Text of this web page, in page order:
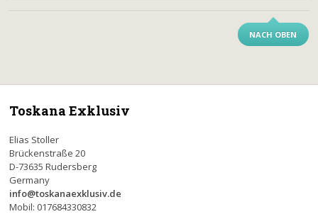
NACH OBEN
Toskana Exklusiv
Elias Stoller
Brückenstraße 20
D-73635 Rudersberg
Germany
info@toskanaexklusiv.de
Mobil: 017684330832